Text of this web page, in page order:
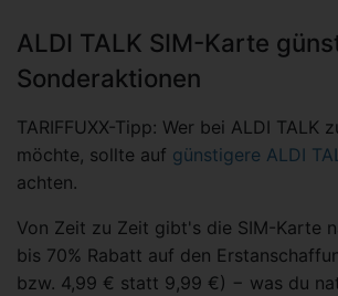
ALDI TALK SIM-Karte
Sonderaktionen
TARIFFUXX-Tipp: Wer bei ALDI TALK
möchte, sollte auf günstigere ALDI
achten.
Von Zeit zu Zeit gibt's die SIM-Karte
bis 70% Rabatt auf den
bzw. 4,99 € statt 9,99 €) − was du